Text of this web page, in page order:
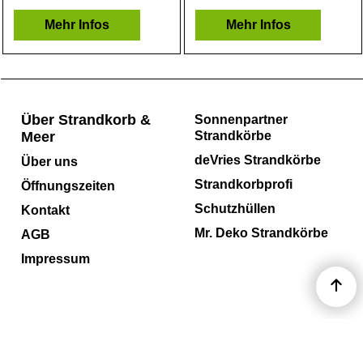
Mehr Infos Mehr Infos
Sonnenpartner
Strandkörbe
deVries Strandkörbe
Strandkorbprofi
Schutzhüllen
Mr. Deko Strandkörbe
Über Strandkorb &
Meer
Über uns
Öffnungszeiten
Kontakt
AGB
Impressum